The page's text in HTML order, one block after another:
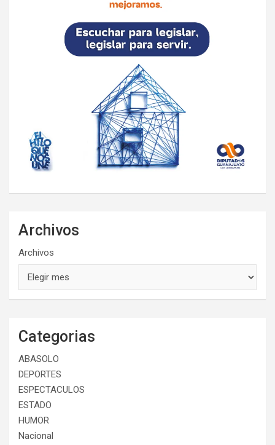
Archivos
Archivos
Categorias
ABASOLO
DEPORTES
ESPECTACULOS
ESTADO
HUMOR
Nacional